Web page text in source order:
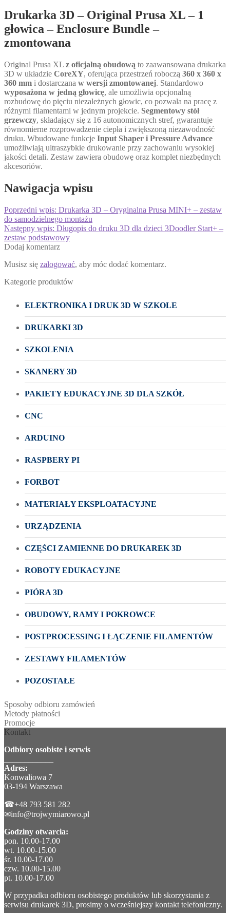
Drukarka 3D – Original Prusa XL – 1
głowica – Enclosure Bundle –
zmontowana
Original Prusa XL z oficjalną obudową to zaawansowana drukarka
3D w układzie CoreXY, oferująca przestrzeń roboczą 360 x 360 x
360 mm i dostarczana w wersji zmontowanej. Standardowo
wyposażona w jedną głowicę, ale umożliwia opcjonalną
rozbudowę do pięciu niezależnych głowic, co pozwala na pracę z
różnymi filamentami w jednym projekcie. Segmentowy stół
grzewczy, składający się z 16 autonomicznych stref, gwarantuje
równomierne rozprowadzenie ciepła i zwiększoną niezawodność
druku. Wbudowane funkcje Input Shaper i Pressure Advance
umożliwiają ultraszybkie drukowanie przy zachowaniu wysokiej
jakości detali. Zestaw zawiera obudowę oraz komplet niezbędnych
akcesoriów.
Nawigacja wpisu
Poprzedni wpis: Drukarka 3D – Oryginalna Prusa MINI+ – zestaw
do samodzielnego montażu
Następny wpis: Długopis do druku 3D dla dzieci 3Doodler Start+ –
zestaw podstawowy
Dodaj komentarz
Musisz się zalogować, aby móc dodać komentarz.
Kategorie produktów
ELEKTRONIKA I DRUK 3D W SZKOLE
DRUKARKI 3D
SZKOLENIA
SKANERY 3D
PAKIETY EDUKACYJNE 3D DLA SZKÓŁ
CNC
ARDUINO
RASPBERY PI
FORBOT
MATERIAŁY EKSPLOATACYJNE
URZĄDZENIA
CZĘŚCI ZAMIENNE DO DRUKAREK 3D
ROBOTY EDUKACYJNE
PIÓRA 3D
OBUDOWY, RAMY I POKROWCE
POSTPROCESSING I ŁĄCZENIE FILAMENTÓW
ZESTAWY FILAMENTÓW
POZOSTAŁE
Sposoby odbioru zamówień
Metody płatności
Promocje
Kontakt
Odbiory osobiste i serwis
Adres:
Konwaliowa 7
03-194 Warszawa
☎+48 793 581 282
✉info@trojwymiarowo.pl
Godziny otwarcia:
pon. 10.00-17.00
wt. 10.00-15.00
śr. 10.00-17.00
czw. 10.00-15.00
pt. 10.00-17.00
W przypadku odbioru osobistego produktów lub skorzystania z
serwisu drukarek 3D, prosimy o wcześniejszy kontakt telefoniczny.